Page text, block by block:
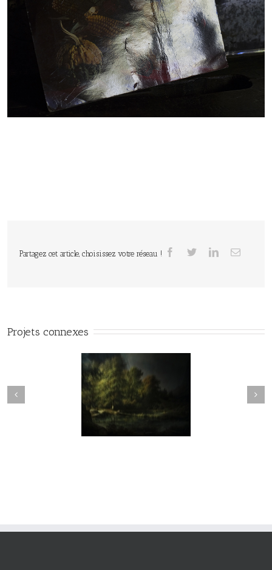
Partagez cet article, choisissez votre réseau !
Projets connexes
vie#025